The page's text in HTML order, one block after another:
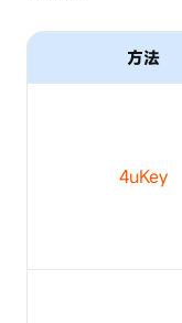
方法
4uKey